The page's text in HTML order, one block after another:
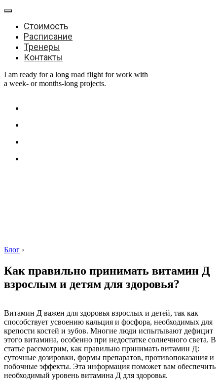
Стоимость
Расписание
Тренеры
Контакты
I am ready for a long road flight for work with
a week- or months-long projects.
8 (800) 550-73-76
Блог ›
Как правильно принимать витамин Д
взрослым и детям для здоровья?
Витамин Д важен для здоровья взрослых и детей, так как
способствует усвоению кальция и фосфора, необходимых для
крепости костей и зубов. Многие люди испытывают дефицит
этого витамина, особенно при недостатке солнечного света. В
статье рассмотрим, как правильно принимать витамин Д:
суточные дозировки, формы препаратов, противопоказания и
побочные эффекты. Эта информация поможет вам обеспечить
необходимый уровень витамина Д для здоровья.